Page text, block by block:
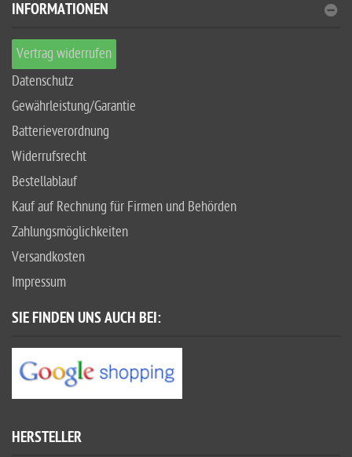
INFORMATIONEN
Vertrag widerrufen
Datenschutz
Gewährleistung/Garantie
Batterieverordnung
Widerrufsrecht
Bestellablauf
Kauf auf Rechnung für Firmen und Behörden
Zahlungsmöglichkeiten
Versandkosten
Impressum
SIE FINDEN UNS AUCH BEI:
HERSTELLER